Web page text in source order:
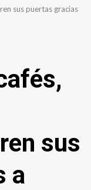
sus puertas gracias
sus
a